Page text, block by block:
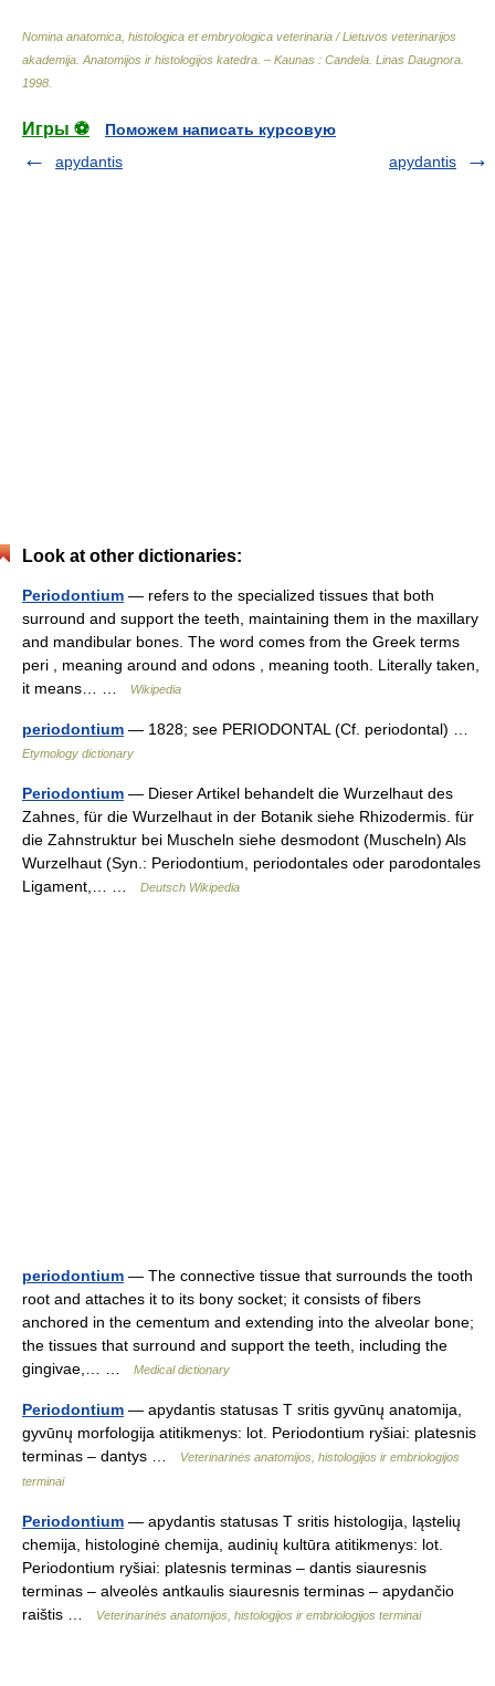
Nomina anatomica, histologica et embryologica veterinaria / Lietuvos veterinarijos
akademija. Anatomijos ir histologijos katedra. – Kaunas : Candela Linas Daugnora
1998
Игры ⚽
Поможем написать курсовую
apydantis
apydantis
Look at other dictionaries:
Periodontium — refers to the specialized tissues that both
surround and support the teeth, maintaining them in the maxillary
and mandibular bones. The word comes from the Greek terms
peri , meaning around and odons , meaning tooth. Literally taken,
it means… …
Wikipedia
periodontium — 1828; see PERIODONTAL (Cf. periodontal) …
Etymology dictionary
Periodontium — Dieser Artikel behandelt die Wurzelhaut des
Zahnes, für die Wurzelhaut in der Botanik siehe Rhizodermis. für
die Zahnstruktur bei Muscheln siehe desmodont (Muscheln) Als
Wurzelhaut (Syn.: Periodontium, periodontales oder parodontales
Ligament,… …
Deutsch Wikipedia
periodontium — The connective tissue that surrounds the tooth
root and attaches it to its bony socket; it consists of fibers
anchored in the cementum and extending into the alveolar bone;
the tissues that surround and support the teeth, including the
gingivae,… …
Medical dictionary
Periodontium — apydantis statusas T sritis gyvūnų anatomija,
gyvūnų morfologija atitikmenys: lot. Periodontium ryšiai: platesnis
terminas – dantys …
Veterinarinės anatomijos, histologijos ir embriologijos
terminai
Periodontium — apydantis statusas T sritis histologija, ląstelių
chemija, histologinė chemija, audinių kultūra atitikmenys: lot.
Periodontium ryšiai: platesnis terminas – dantis siauresnis
terminas – alveolės antkaulis siauresnis terminas – apydančio
raištis …
Veterinarinės anatomijos, histologijos ir embriologijos terminai